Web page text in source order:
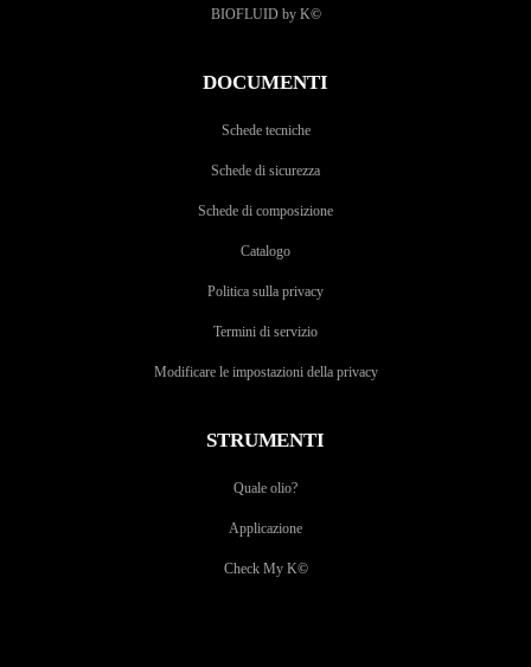
BIOFLUID by K©
DOCUMENTI
Schede tecniche
Schede di sicurezza
Schede di composizione
Catalogo
Politica sulla privacy
Termini di servizio
Modificare le impostazioni della privacy
STRUMENTI
Quale olio?
Applicazione
Check My K©